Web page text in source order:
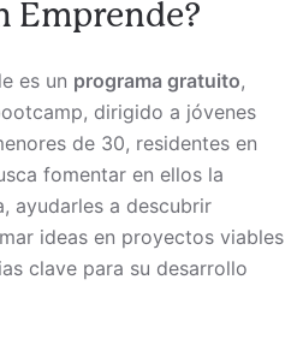
Emprende?
es un programa gratuito,
dirigido a jóvenes
de 30, residentes en
fomentar en ellos la
ayudarles a descubrir
ideas en proyectos viables
clave para su desarrollo